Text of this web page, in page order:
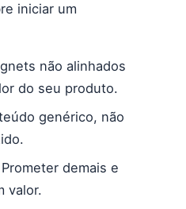
iniciar um
não alinhados
do seu produto.
genérico, não
Prometer demais e
valor.